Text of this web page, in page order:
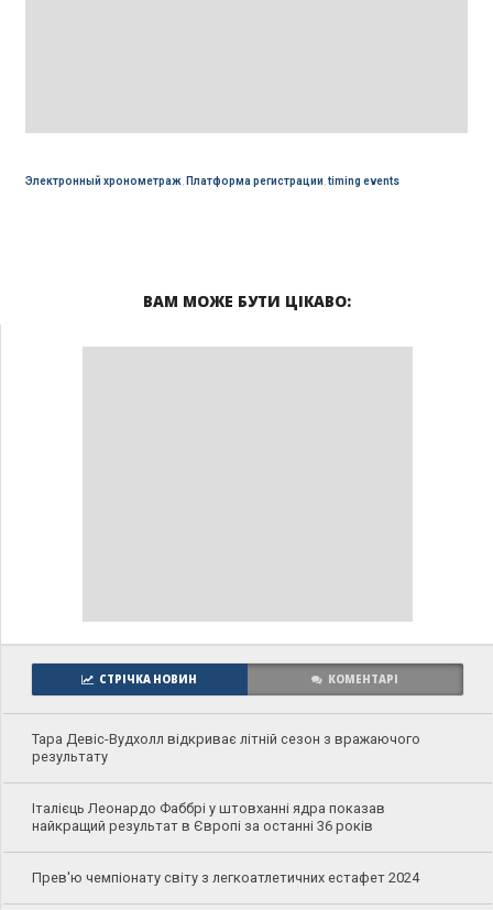
Электронный хронометраж, Платформа регистрации timing events
ВАМ МОЖЕ БУТИ ЦІКАВО:
СТРІЧКА НОВИН КОМЕНТАРІ
Тара Девіс-Вудхолл відкриває літній сезон з вражаючого
результату
Італієць Леонардо Фаббрі у штовханні ядра показав
найкращий результат в Європі за останні 36 років
Прев'ю чемпіонату світу з легкоатлетичних естафет 2024